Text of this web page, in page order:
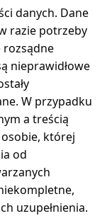
danych. Dane
razie potrzeby
rozsądne
nieprawidłowe
W przypadku
a treścią
której
od
uzupełnienia.